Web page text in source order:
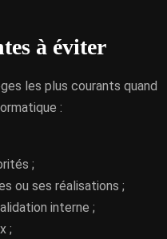
à éviter
les plus courants quand
:
;
ou ses réalisations ;
interne ;
;